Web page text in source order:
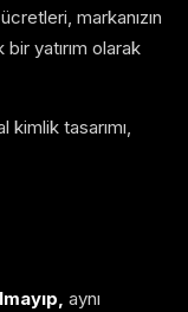
markanızın
yatırım olarak
kimlik tasarımı,
aynı